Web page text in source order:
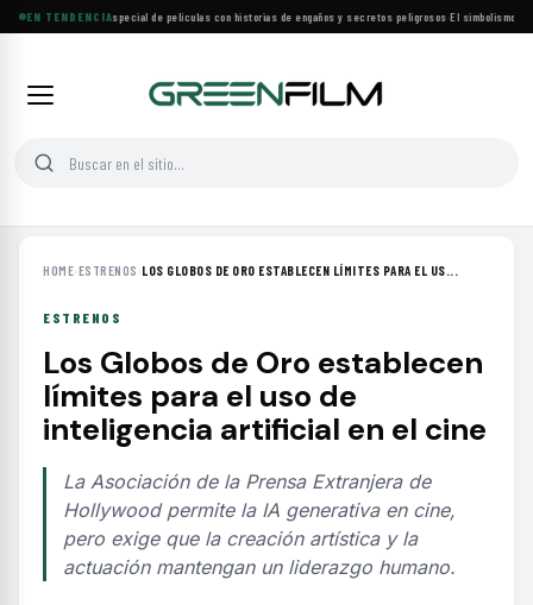
EN TENDENCIA
Lifetime estrena especial de películas con historias de engaños y secretos peligrosos·El simbolismo de
HOME›ESTRENOS ›LOS GLOBOS DE ORO ESTABLECEN LÍMITES PARA EL US...
ESTRENOS
Los Globos de Oro establecen
límites para el uso de
inteligencia artificial en el cine
La Asociación de la Prensa Extranjera de
Hollywood permite la IA generativa en cine,
pero exige que la creación artística y la
actuación mantengan un liderazgo humano.